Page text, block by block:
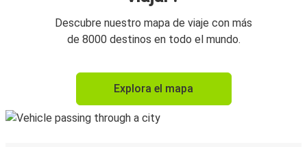
Descubre nuestro mapa de viaje con más
de 8000 destinos en todo el mundo.
Explora el mapa